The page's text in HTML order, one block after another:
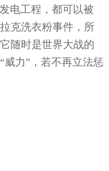
电工程，都可以被
克洗衣粉事件，所
随时是世界大战的
威力”，若不再立法惩